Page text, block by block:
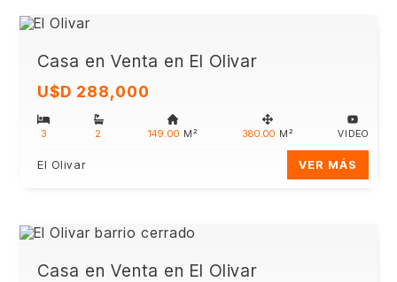
Casa en Venta en El Olivar
U$D 288,000
3 2 149.00 M² 380.00 M² VIDEO
El Olivar VER MÁS
Casa en Venta en El Olivar